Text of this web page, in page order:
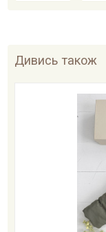
Дивись також